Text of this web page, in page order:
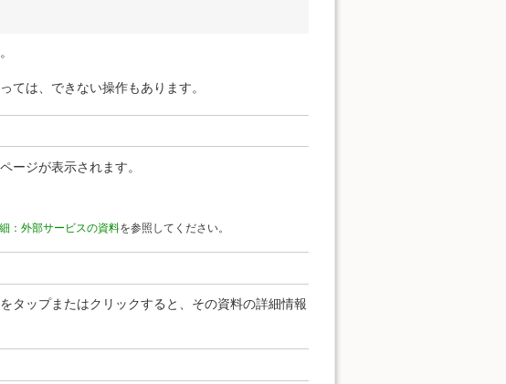
ては、できない操作もあります。
ージが表示されます。
：外部サービスの資料を参照してください。
タップまたはクリックすると、その資料の詳細情報